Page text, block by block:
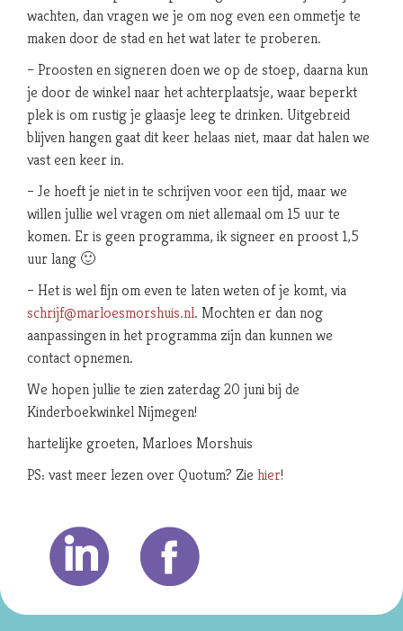
wachten, dan vragen we je om nog even een ommetje te
maken door de stad en het wat later te proberen.
– Proosten en signeren doen we op de stoep, daarna kun
je door de winkel naar het achterplaatsje, waar beperkt
plek is om rustig je glaasje leeg te drinken. Uitgebreid
blijven hangen gaat dit keer helaas niet, maar dat halen we
vast een keer in.
– Je hoeft je niet in te schrijven voor een tijd, maar we
willen jullie wel vragen om niet allemaal om 15 uur te
komen. Er is geen programma, ik signeer en proost 1,5
uur lang 🙂
– Het is wel fijn om even te laten weten of je komt, via
schrijf@marloesmorshuis.nl. Mochten er dan nog
aanpassingen in het programma zijn dan kunnen we
contact opnemen.
We hopen jullie te zien zaterdag 20 juni bij de
Kinderboekwinkel Nijmegen!
hartelijke groeten, Marloes Morshuis
PS: vast meer lezen over Quotum? Zie hier!